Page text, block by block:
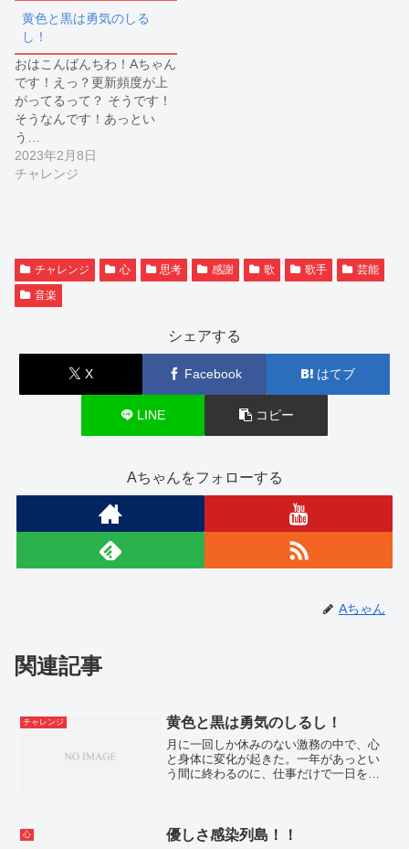
黄色と黒は勇気のしる
し！
おはこんばんちわ！Aちゃん
です！えっ？更新頻度が上
がってるって？ そうです！
そうなんです！あっとい
う…
2023年2月8日
チャレンジ
チャレンジ 心 思考 感謝 歌 歌手
芸能
音楽
シェアする
X Facebook はてブ
LINE コピー
Aちゃんをフォローする
Aちゃん
関連記事
チャレンジ 黄色と黒は勇気のしるし！
月に一回しか休みのない激務の中で、心
と身体に変化が起きた。一年があっとい
う間に終わるのに、仕事だけで一日を終
と黒は勇気のしるし24時間戦えますか？
心 優しさ感染列島！！